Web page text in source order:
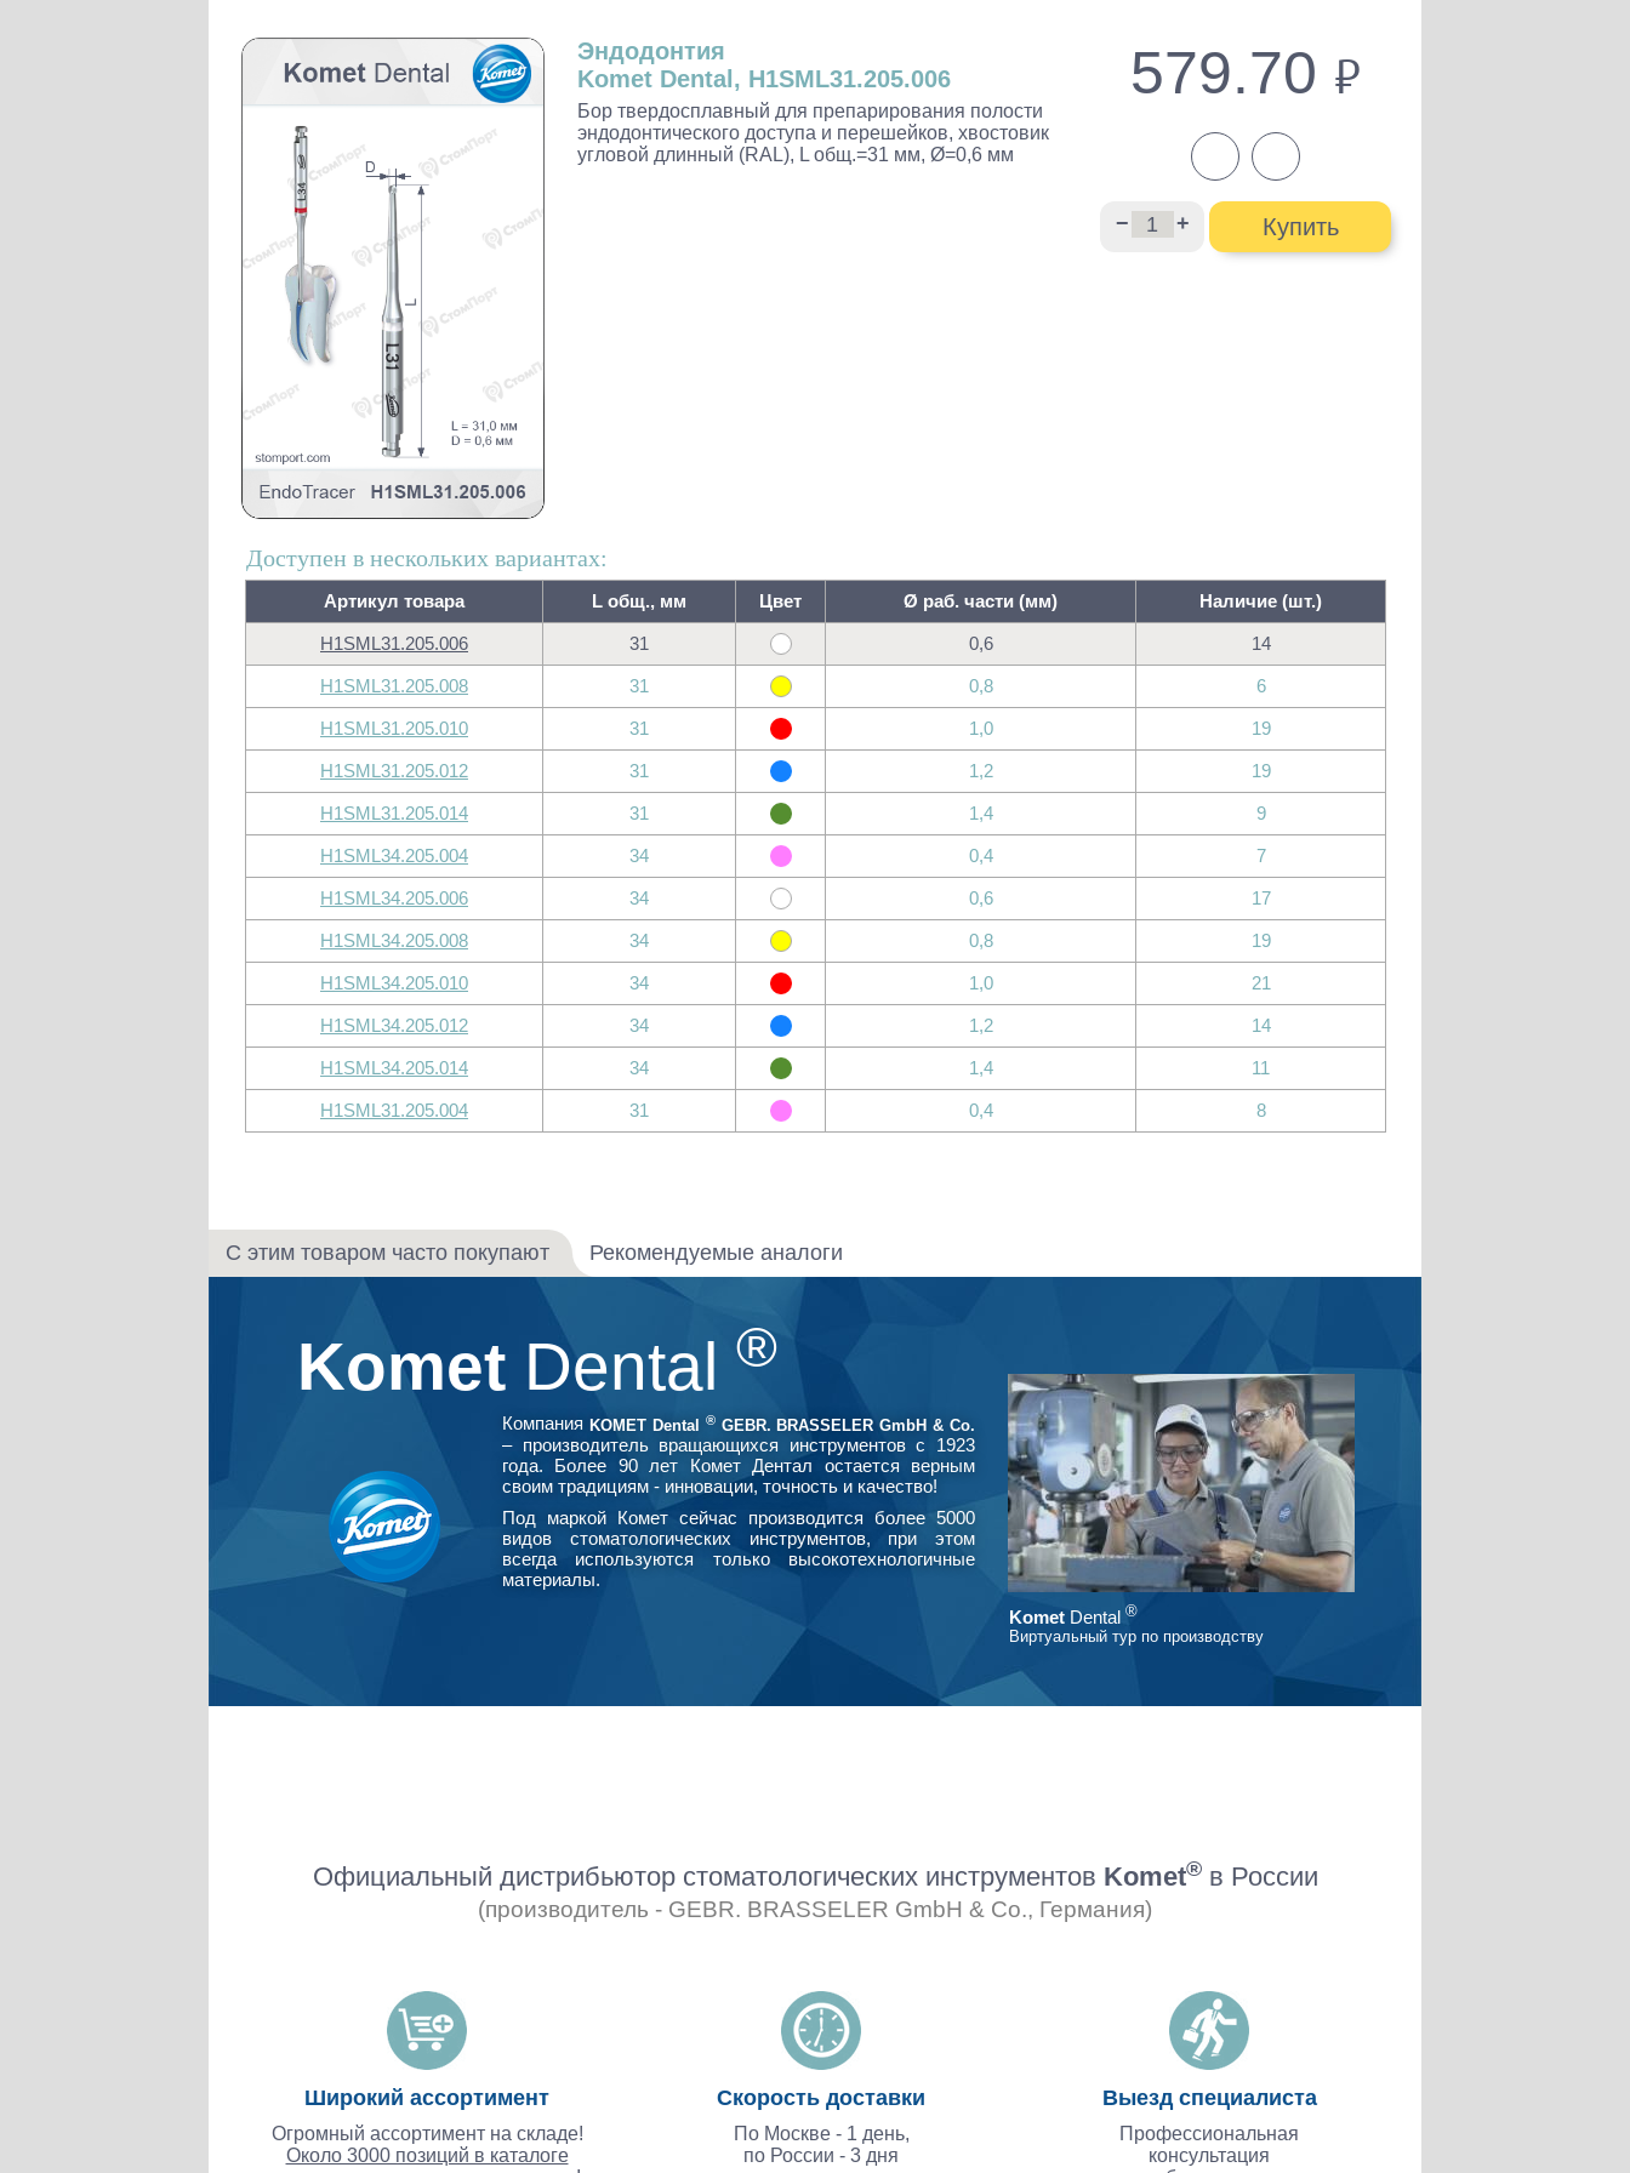
Наконечники и переходники KaVo
579.70 руб.
− + Купить
Эндодонтия
Komet Dental, H1SML31.205.006
Бор твердосплавный для препарирования полости
эндодонтического доступа и перешейков, хвостовик
угловой длинный (RAL), L общ.=31 мм, Ø=0,6 мм
Доступен в нескольких вариантах:
Артикул товара L общ., мм Цвет Ø раб. части (мм) Наличие (шт.)
H1SML31.205.006 31 0,6 14
H1SML31.205.008 31 0,8 6
H1SML31.205.010 31 1,0 19
H1SML31.205.012 31 1,2 19
H1SML31.205.014 31 1,4 9
H1SML34.205.004 34 0,4 7
H1SML34.205.006 34 0,6 17
H1SML34.205.008 34 0,8 19
H1SML34.205.010 34 1,0 21
H1SML34.205.012 34 1,2 14
H1SML34.205.014 34 1,4 11
H1SML31.205.004 31 0,4 8
С этим товаром часто покупают Рекомендуемые аналоги
Komet Dental ®
Компания KOMET Dental ®GEBR. BRASSELER GmbH & Co.
– производитель вращающихся инструментов с 1923
года. Более 90 лет Комет Дентал остается верным
своим традициям - инновации, точность и качество!
Под маркой Комет сейчас производится более 5000
видов стоматологических инструментов, при этом
всегда используются только высокотехнологичные
материалы.
Komet Dental ®
Виртуальный тур по производству
Официальный дистрибьютор стоматологических инструментов Komet®в России
(производитель - GEBR. BRASSELER GmbH & Co., Германия)
Широкий ассортимент
Огромный ассортимент на складе!
Около 3000 позиций в каталоге
Скорость доставки
По Москве - 1 день,
по России - 3 дня
Выезд специалиста
Профессиональная
консультация